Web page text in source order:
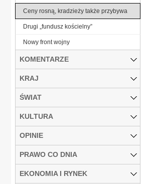
Ceny rosną, kradzieży także przybywa
Drugi „fundusz kościelny”
Nowy front wojny
KOMENTARZE
KRAJ
ŚWIAT
KULTURA
OPINIE
PRAWO CO DNIA
EKONOMIA I RYNEK